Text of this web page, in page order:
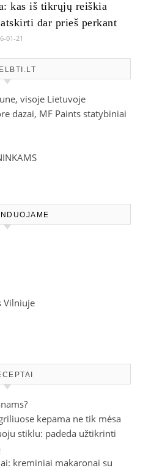
kas iš tikrųjų reiškia
dar prieš perkant
01-21
visoje Lietuvoje
dazai, MF Paints statybiniai
Vilniuje
kepama ne tik mėsa
stiklu: padeda užtikrinti
kreminiai makaronai su